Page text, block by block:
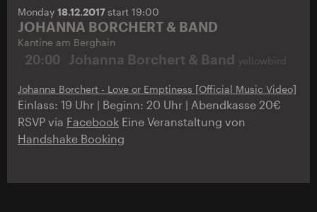
Monday 18.12.2017start 19:00
JOHANNA BORCHERT & BAND
Kantine am Berghain
20:00 Johanna Borchert & Band yellowbird
Johanna Borchert - Love or Emptiness [Official Music Video]
Einlass: 19 Uhr | Beginn: 20 Uhr | Abendkasse 20€
RSVP via Facebook Eine Veranstaltung von
Handshake Booking